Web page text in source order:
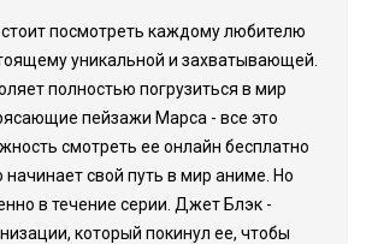
посмотреть каждому любителю
уникальной и захватывающей.
полностью погрузиться в мир
пейзажи Марса - все это
смотреть ее онлайн бесплатно
начинает свой путь в мир аниме. Но
в течение серии. Джет Блэк -
который покинул ее, чтобы